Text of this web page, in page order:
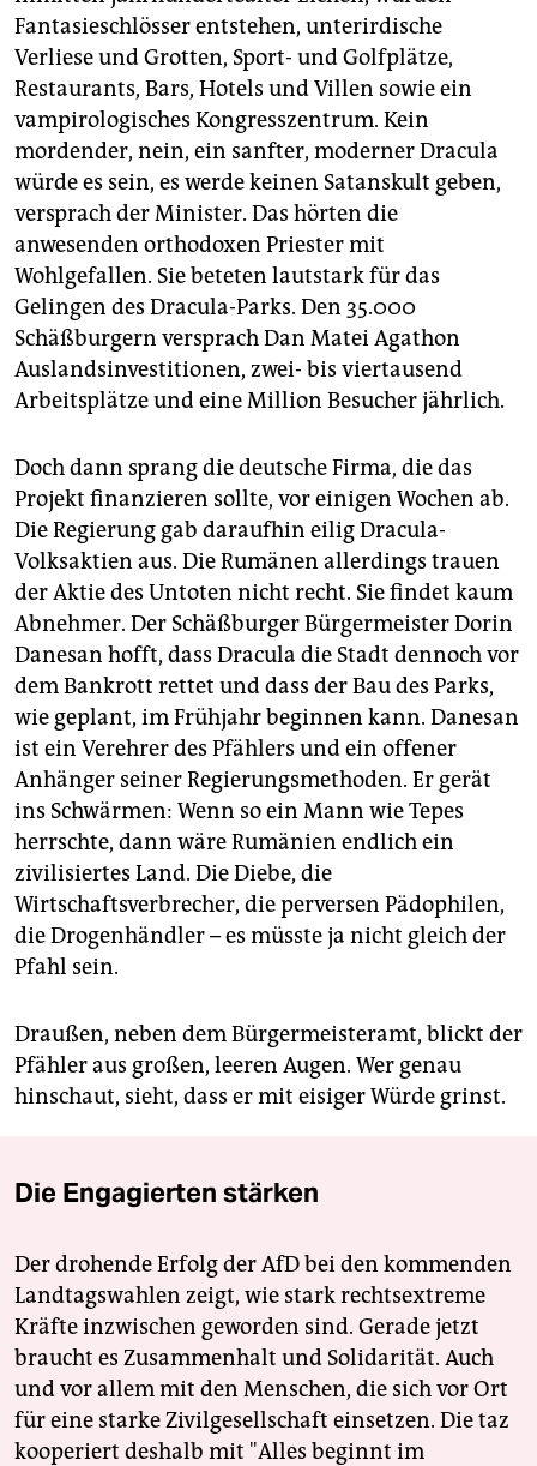
Fantasieschlösser entstehen, unterirdische
Verliese und Grotten, Sport- und Golfplätze,
Restaurants, Bars, Hotels und Villen sowie ein
vampirologisches Kongresszentrum. Kein
mordender, nein, ein sanfter, moderner Dracula
würde es sein, es werde keinen Satanskult geben,
versprach der Minister. Das hörten die
anwesenden orthodoxen Priester mit
Wohlgefallen. Sie beteten lautstark für das
Gelingen des Dracula-Parks. Den 35.000
Schäßburgern versprach Dan Matei Agathon
Auslandsinvestitionen, zwei- bis viertausend
Arbeitsplätze und eine Million Besucher jährlich.
Doch dann sprang die deutsche Firma, die das
Projekt finanzieren sollte, vor einigen Wochen ab.
Die Regierung gab daraufhin eilig Dracula-
Volksaktien aus. Die Rumänen allerdings trauen
der Aktie des Untoten nicht recht. Sie findet kaum
Abnehmer. Der Schäßburger Bürgermeister Dorin
Danesan hofft, dass Dracula die Stadt dennoch vor
dem Bankrott rettet und dass der Bau des Parks,
wie geplant, im Frühjahr beginnen kann. Danesan
ist ein Verehrer des Pfählers und ein offener
Anhänger seiner Regierungsmethoden. Er gerät
ins Schwärmen: Wenn so ein Mann wie Tepes
herrschte, dann wäre Rumänien endlich ein
zivilisiertes Land. Die Diebe, die
Wirtschaftsverbrecher, die perversen Pädophilen,
die Drogenhändler – es müsste ja nicht gleich der
Pfahl sein.
Draußen, neben dem Bürgermeisteramt, blickt der
Pfähler aus großen, leeren Augen. Wer genau
hinschaut, sieht, dass er mit eisiger Würde grinst.
Die Engagierten stärken
Der drohende Erfolg der AfD bei den kommenden
Landtagswahlen zeigt, wie stark rechtsextreme
Kräfte inzwischen geworden sind. Gerade jetzt
braucht es Zusammenhalt und Solidarität. Auch
und vor allem mit den Menschen, die sich vor Ort
für eine starke Zivilgesellschaft einsetzen. Die taz
kooperiert deshalb mit "Alles beginnt im